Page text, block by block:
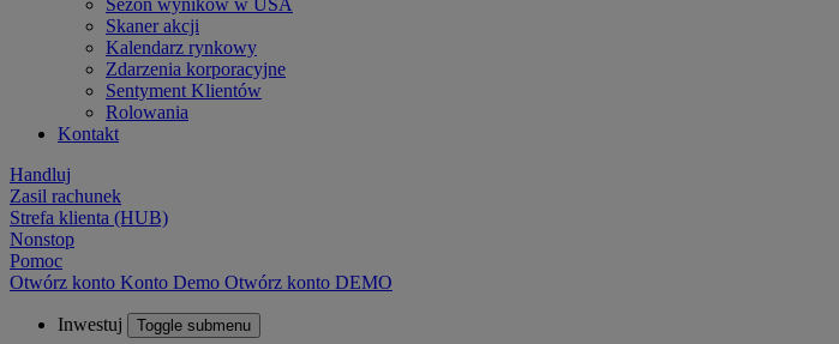
Sezon wyników w USA
Skaner akcji
Kalendarz rynkowy
Zdarzenia korporacyjne
Sentyment Klientów
Rolowania
Kontakt
Handluj
Zasil rachunek
Strefa klienta (HUB)
Nonstop
Pomoc
Otwórz konto Konto Demo Otwórz konto DEMO
Inwestuj Toggle submenu